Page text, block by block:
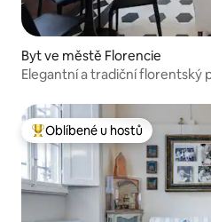
Byt ve městě Florencie
Elegantní a tradiční florentský
Nejlepší v kategorii Oblíbené u
Oblíbené u hostů